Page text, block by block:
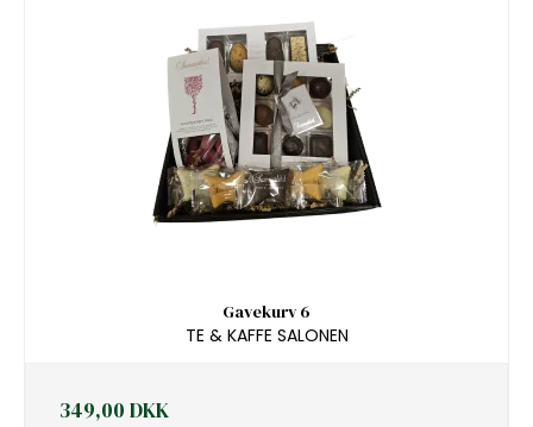
Gavekurv 6
TE & KAFFE SALONEN
349,00 DKK